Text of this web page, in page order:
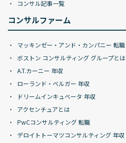
コンサル記事一覧
コンサルファーム
マッキンゼー・アンド・カンパニー 転職
ボストン コンサルティング グループとは
A.T.カーニー 年収
ローランド・ベルガー 年収
ドリームインキュベータ 年収
アクセンチュアとは
PwCコンサルティング 転職
デロイトトーマツコンサルティング 年収